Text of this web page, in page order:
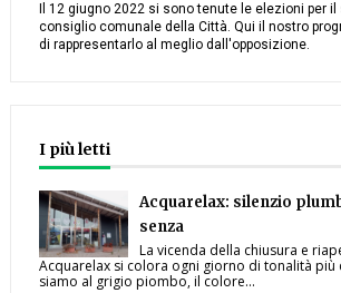
Il 12 giugno 2022 si sono tenute le elezioni per il
consiglio comunale della Città. Qui il nostro
di rappresentarlo al meglio dall'opposizione.
I più letti
Acquarelax: silenzio
senza
La vicenda della chiusura e
Acquarelax si colora ogni giorno di tonalità più
siamo al grigio piombo, il colore...